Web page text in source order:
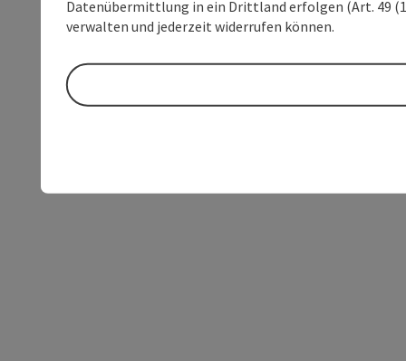
Datenübermittlung in ein Drittland erfolgen (Art. 49
verwalten und jederzeit widerrufen können.